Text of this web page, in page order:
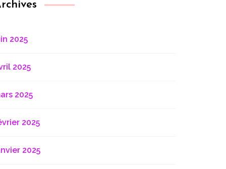
2025
2025
2025
2025
2025